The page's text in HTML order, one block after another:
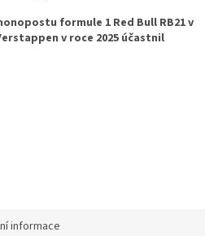
formule 1 Red Bull RB21 v
v roce 2025 účastnil
informace